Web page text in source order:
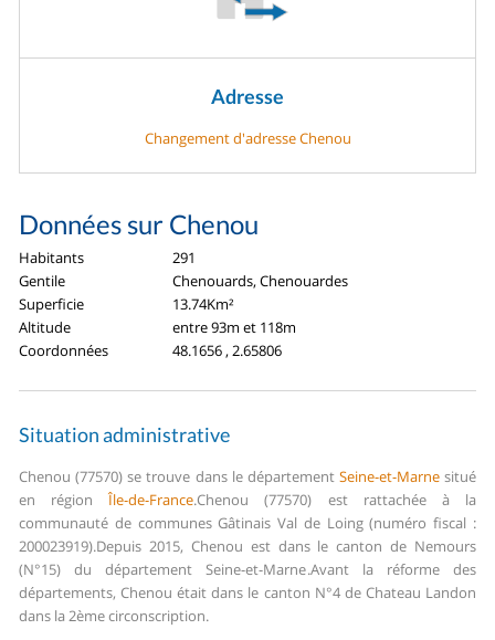
Adresse
Changement d'adresse Chenou
Données sur Chenou
Habitants
291
Gentile
Chenouards, Chenouardes
Superficie
13.74Km²
Altitude
entre 93m et 118m
Coordonnées
48.1656 , 2.65806
Situation administrative
Chenou (77570) se trouve dans le département Seine-et-Marnesitué
en régionÎle-de-France.Chenou (77570) est rattachée à la
communauté de communes Gâtinais Val de Loing (numéro fiscal :
200023919).Depuis 2015, Chenou est dans le canton de Nemours
(N°15) du département Seine-et-Marne.Avant la réforme des
départements, Chenou était dans le canton N°4 de Chateau Landon
dans la 2ème circonscription.